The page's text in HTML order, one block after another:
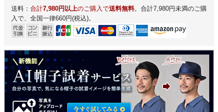
送料： 合計7,980円以上のご購入で送料無料。合計7,980円未満のご購
入で、全国一律660円(税込)。